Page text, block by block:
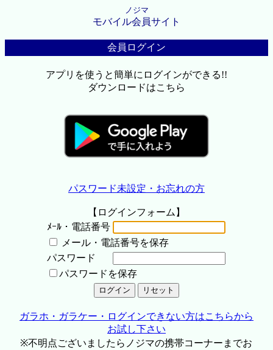
ノジマ
モバイル会員サイト
会員ログイン
アプリを使うと簡単にログインができる!!
ダウンロードはこちら
パスワード未設定・お忘れの方
【ログインフォーム】
ﾒｰﾙ・電話番号
メール・電話番号を保存
パスワード
パスワードを保存
ガラホ・ガラケー・ログインできない方はこちらから
お試し下さい
※不明点ございましたらノジマの携帯コーナーまでお